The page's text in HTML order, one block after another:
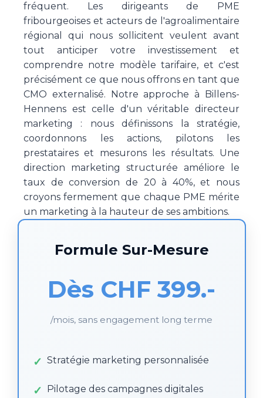
fréquent. Les dirigeants de PME
fribourgeoises et acteurs de l'agroalimentaire
régional qui nous sollicitent veulent avant
tout anticiper votre investissement et
comprendre notre modèle tarifaire, et c'est
précisément ce que nous offrons en tant que
CMO externalisé. Notre approche à Billens-
Hennens est celle d'un véritable directeur
marketing : nous définissons la stratégie,
coordonnons les actions, pilotons les
prestataires et mesurons les résultats. Une
direction marketing structurée améliore le
taux de conversion de 20 à 40%, et nous
croyons fermement que chaque PME mérite
un marketing à la hauteur de ses ambitions.
Formule Sur-Mesure
Dès CHF 399.-
/mois, sans engagement long terme
Stratégie marketing personnalisée
Pilotage des campagnes digitales